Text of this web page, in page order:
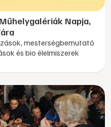
Napja,
mesterségbemutató
és bio élelmiszerek